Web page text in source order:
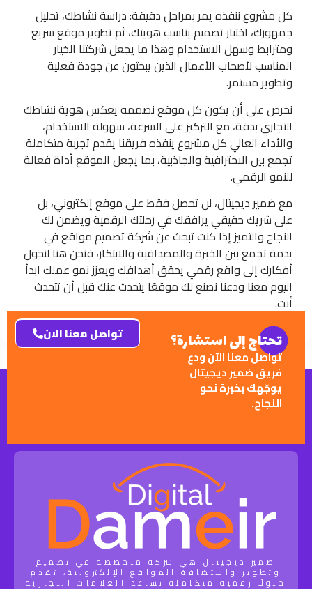
كل مشروع ننفذه يمر بمراحل دقيقة: دراسة نشاطك، تحليل
جمهورك، اختيار تصميم يناسب هويتك، ثم تطوير موقع سريع
ومترابط وسهل الاستخدام وهذا ما يجعل شركتنا الخيار
المناسب لأصحاب الأعمال الذين يبحثون عن جودة فعلية
وتطوير مستمر.
نحرص على أن يكون كل موقع نصممه يعكس هوية نشاطك
التجاري بدقة، مع التركيز على السرعة، سهولة الاستخدام،
والأداء العالي كل مشروع ينفذه فريقنا يقدم تجربة متكاملة
تجمع بين الاحترافية والجاذبية، بما يجعل الموقع أداة فعالة
للنمو الرقمي.
مع ضمير ديجيتال، لن تحصل فقط على موقع إلكتروني، بل
على شريك حقيقي يرافقك في رحلتك الرقمية ويضمن لك
النجاح والتميز إذا كنت تبحث عن شركة تصميم مواقع في
يدمة تجمع بين الخبرة والمصداقية والابتكار، فنحن هنا لنحول
أفكارك إلى واقع رقمي يحقق أهدافك ويعزز نمو عملك ابدأ
اليوم معنا ودعنا نصنع لك موقعًا يتحدث عنك قبل أن تتحدث
أنت.
تحتاج إلى استشارة؟
تواصل معنا الآن ودع
فريق ضمير ديجيتال
يوجّهك بخبرة نحو
النجاح.
تواصل معنا الان
ضمير ديجيتال هي شركة متخصصة في تصميم
وتطوير واستضافة المواقع الإلكترونية، تقدم
حلولًا رقمية متكاملة تساعد العلامات التجارية